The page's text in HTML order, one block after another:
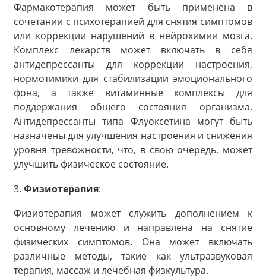
Фармакотерапия может быть применена в
сочетании с психотерапией для снятия симптомов
или коррекции нарушений в нейрохимии мозга.
Комплекс лекарств может включать в себя
антидепрессанты для коррекции настроения,
нормотимики для стабилизации эмоционального
фона, а также витаминные комплексы для
поддержания общего состояния организма.
Антидепрессанты типа Флуоксетина могут быть
назначены для улучшения настроения и снижения
уровня тревожности, что, в свою очередь, может
улучшить физическое состояние.
3. Физиотерапия:
Физиотерапия может служить дополнением к
основному лечению и направлена на снятие
физических симптомов. Она может включать
различные методы, такие как ультразвуковая
терапия, массаж и лечебная физкультура.